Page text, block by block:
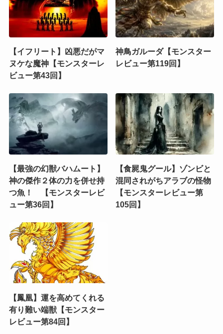
【イフリート】凶悪だがマ
ヌケな魔神【モンスターレ
ビュー第43回】
神鳥ガルーダ【モンスター
レビュー第119回】
【最強の幻獣バハムート】
神の傑作２体の力を併せ持
つ魚！ 【モンスターレビ
ュー第36回】
【食屍鬼グール】ゾンビと
混同されがちアラブの怪物
【モンスターレビュー第
105回】
【鳳凰】運を高めてくれる
有り難い端獣【モンスター
レビュー第84回】